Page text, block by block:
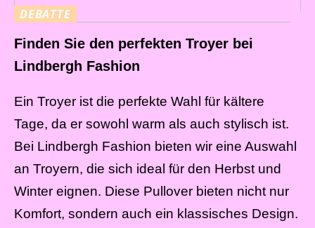
DEBATTE
Finden Sie den perfekten Troyer bei
Lindbergh Fashion
Ein Troyer ist die perfekte Wahl für kältere
Tage, da er sowohl warm als auch stylisch ist.
Bei Lindbergh Fashion bieten wir eine Auswahl
an Troyern, die sich ideal für den Herbst und
Winter eignen. Diese Pullover bieten nicht nur
Komfort, sondern auch ein klassisches Design.